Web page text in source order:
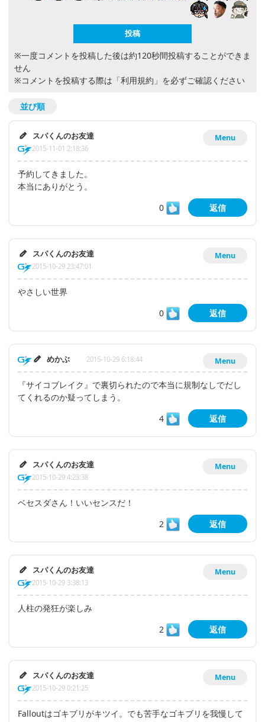
※一度コメントを投稿した後は約120秒間投稿することができま
せん
※コメントを投稿する際は 「利用規約」 を必ずご確認ください
並び順
Menu
スパくんのお友達
2015-11-01 2:18:36
予約してきました。
本当にありがとう。
0
返信
Menu
スパくんのお友達
2015-10-29 23:47:01
やさしい世界
0
返信
Menu
めかぶ 2015-10-29 6:18:44
『サイコブレイク』で裏切られたので本当に規制なしでだし
てくれるのか疑ってしまう。
4
返信
Menu
スパくんのお友達
2015-10-29 4:23:38
ベセスダさん！いいセンスだ！
2
返信
Menu
スパくんのお友達
2015-10-29 3:38:13
人柱の発狂が楽しみ
2
返信
Menu
スパくんのお友達
2015-10-29 0:21:25
Falloutはゴキブリがキツイ。でも苦手なゴキブリを我慢して